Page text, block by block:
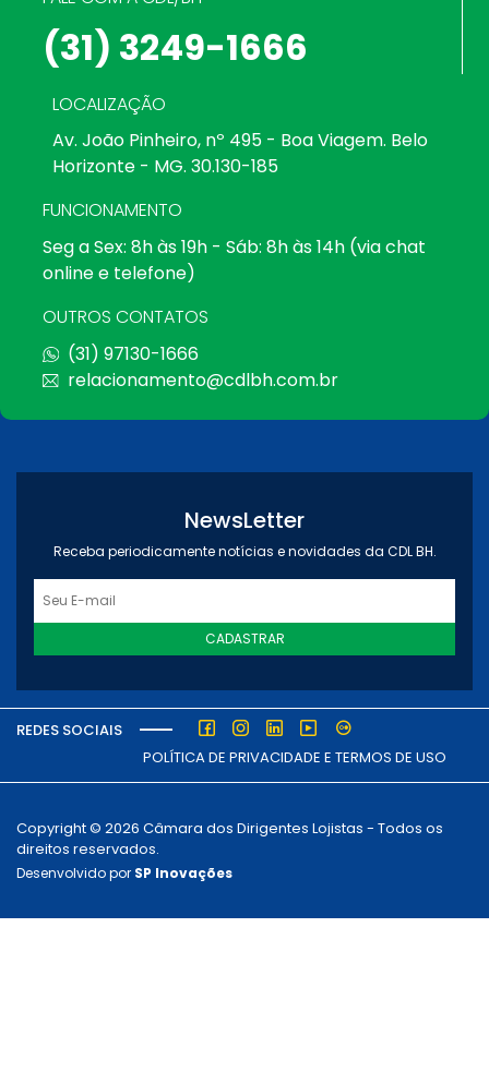
(31) 3249-1666
LOCALIZAÇÃO
Av. João Pinheiro, nº 495 - Boa Viagem. Belo
Horizonte - MG. 30.130-185
FUNCIONAMENTO
Seg a Sex: 8h às 19h - Sáb: 8h às 14h (via chat
online e telefone)
OUTROS CONTATOS
(31) 97130-1666
relacionamento@cdlbh.com.br
NewsLetter
Receba periodicamente notícias e novidades da CDL BH.
CADASTRAR
REDES SOCIAIS
POLÍTICA DE PRIVACIDADE E TERMOS DE USO
Copyright © 2026 Câmara dos Dirigentes Lojistas - Todos os
direitos reservados.
Desenvolvido por SP Inovações